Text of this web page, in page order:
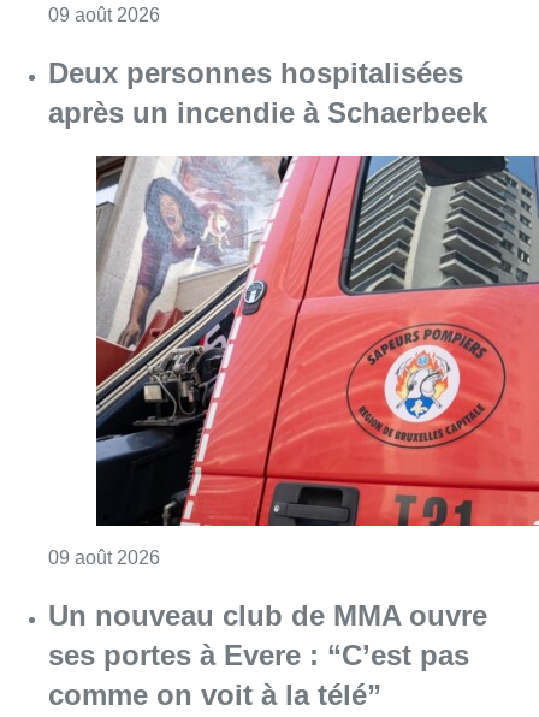
09 août 2026
Deux personnes hospitalisées
après un incendie à Schaerbeek
09 août 2026
Un nouveau club de MMA ouvre
ses portes à Evere : “C’est pas
comme on voit à la télé”